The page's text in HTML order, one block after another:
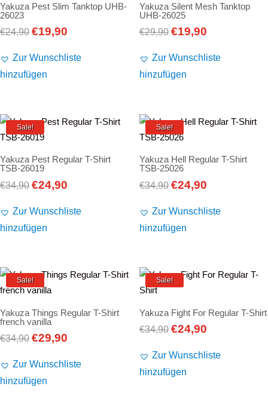
Yakuza Pest Slim Tanktop UHB-
26023
€24,90 Ursprünglicher
war:
€24,90
€19,90
ist:
Zur Wunschliste
hinzufügen
Yakuza Silent Mesh Tanktop
UHB-26025
€29,90 Ursprünglicher
war:
€29,90
€19,90Aktueller
ist:
Zur Wunschliste
hinzufügen
Sale!
Yakuza Pest Regular T-Shirt
TSB-26019
€34,90 Ursprünglicher
war:
€34,90
€24,90
ist:
Zur Wunschliste
hinzufügen
Sale!
Yakuza Hell Regular T-Shirt
TSB-25026
€34,90 Ursprünglicher
war:
€34,90
€24,90Aktueller
ist:
Zur Wunschliste
hinzufügen
Sale!
Yakuza Things Regular T-Shirt
french vanilla
€34,90 Ursprünglicher
war:
€34,90
€29,90
ist:
Zur Wunschliste
hinzufügen
Sale!
Yakuza Fight For Regular T-Shirt
€34,90 Ursprünglicher
war:
€34,90
€24,90Aktueller
ist:
Zur Wunschliste
hinzufügen